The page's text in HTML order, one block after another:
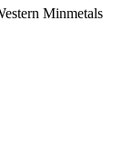
Minmetals